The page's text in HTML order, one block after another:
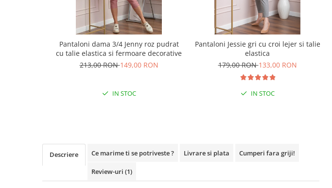
Pantaloni dama 3/4 Jenny roz pudrat
cu talie elastica si fermoare decorative
213,00 RON149,00 RON
IN STOC
Pantaloni Jessie gri cu croi lejer si talie
elastica
179,00 RON133,00 RON
IN STOC
Descriere Ce marime ti se potriveste ? Livrare si plata Cumperi fara griji!
Review-uri (1)